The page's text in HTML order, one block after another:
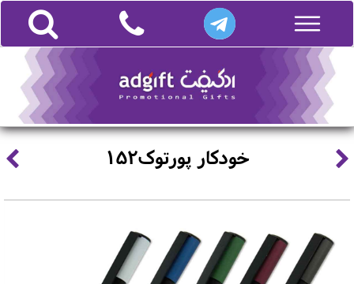
خودکار پورتوک152